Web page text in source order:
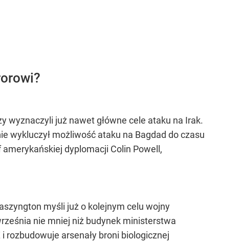
wyznaczyli już nawet główne cele ataku na Irak.
wykluczył możliwość ataku na Bagdad do czasu
dyplomacji Colin Powell,
myśli już o kolejnym celu wojny
nie mniej niż budynek ministerstwa
arsenały broni biologicznej